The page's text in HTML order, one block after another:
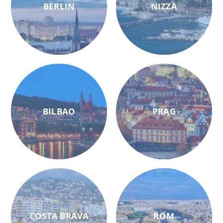
BERLIN
BILBAO
COSTA BRAVA
NIZZA
PRAG
ROM